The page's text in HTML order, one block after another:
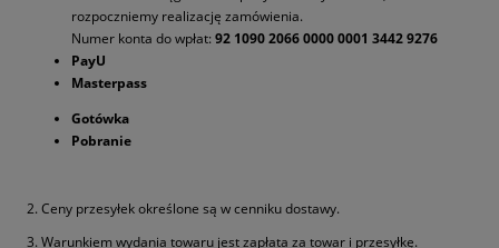
rozpoczniemy realizację zamówienia.
Numer konta do wpłat: 92 1090 2066 0000 0001 3442 9276
PayU
Masterpass
Gotówka
Pobranie
2. Ceny przesyłek określone są w cenniku dostawy.
3. Warunkiem wydania towaru jest zapłata za towar i przesyłkę.